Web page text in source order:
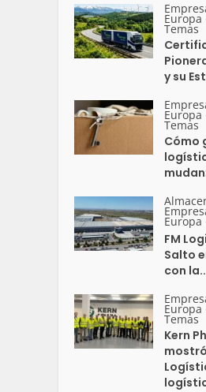
Europa
Temas
y su
Europa
Temas
Cómo
Europa
FM
Salto
con
Europa
Temas
Kern